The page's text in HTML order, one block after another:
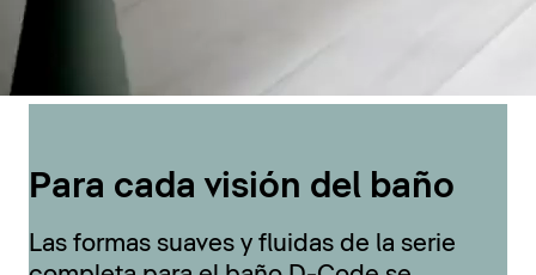
Para cada visión del baño
Las formas suaves y fluidas de la serie